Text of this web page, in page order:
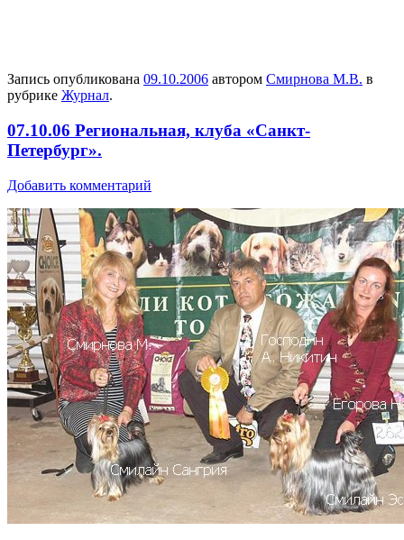
Запись опубликована 09.10.2006 автором Смирнова М.В. в
рубрике Журнал.
07.10.06 Региональная, клуба «Санкт-
Петербург».
Добавить комментарий